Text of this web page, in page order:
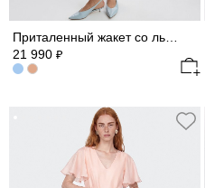
21 990 ₽